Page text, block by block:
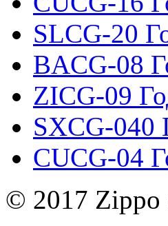
SLCG-20
BACG-08
ZICG-09
SXCG-040
CUCG-04
© 2017 Zippo